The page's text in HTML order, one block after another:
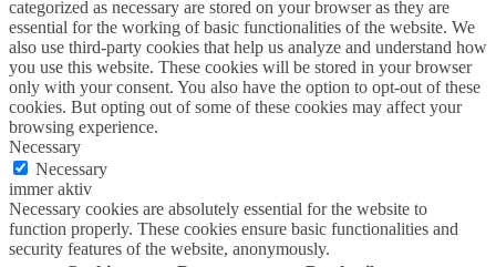
categorized as necessary are stored on your browser as they are
essential for the working of basic functionalities of the website. We
also use third-party cookies that help us analyze and understand how
you use this website. These cookies will be stored in your browser
only with your consent. You also have the option to opt-out of these
cookies. But opting out of some of these cookies may affect your
browsing experience.
Necessary
Necessary
immer aktiv
Necessary cookies are absolutely essential for the website to
function properly. These cookies ensure basic functionalities and
security features of the website, anonymously.